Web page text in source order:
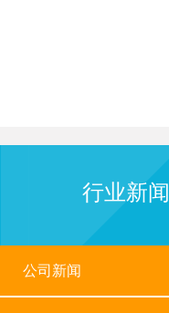
行业新闻
公司新闻